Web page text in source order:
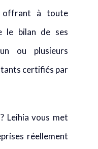
offrant à toute
le bilan de ses
ou plusieurs
certifiés par
Leihia vous met
réellement